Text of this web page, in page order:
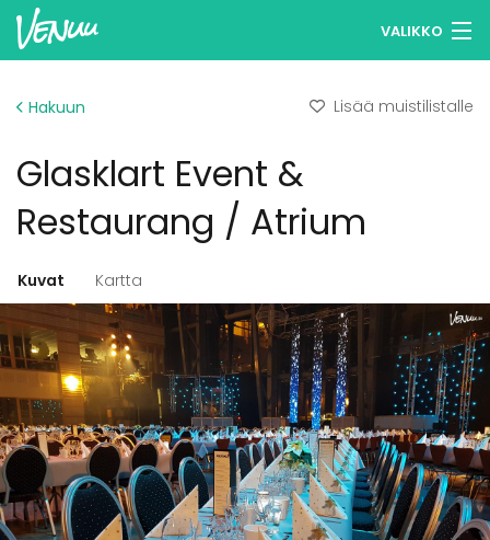
VALIKKO
Kirjaudu
Suomi
Hakuun Lisää muistilistalle
Glasklart Event &
Restaurang / Atrium
Kuvat Kartta